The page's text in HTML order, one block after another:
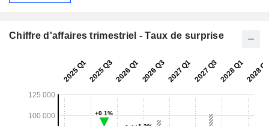
Chiffre d'affaires trimestriel - Taux de surprise